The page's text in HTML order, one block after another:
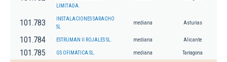
LIMITADA.
101.783
INSTALACIONES SARACHO
SL
mediana Asturias
101.784 ESTRUMAN II ROJALES SL. mediana Alicante
101.785 GS OFIMATICA SL. mediana Tarragona